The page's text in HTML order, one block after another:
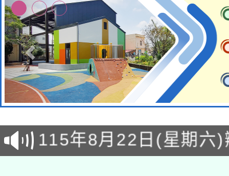
轉知經濟部水利署委託
業技術研究院辦理「
115年8月22日(星期六
2026年桃園地景藝術